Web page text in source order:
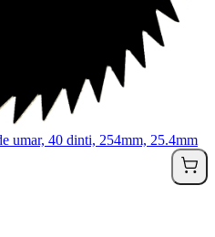
umar, 40 dinti, 254mm, 25.4mm